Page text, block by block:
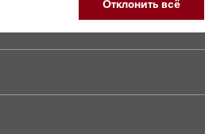
Отклонить всё